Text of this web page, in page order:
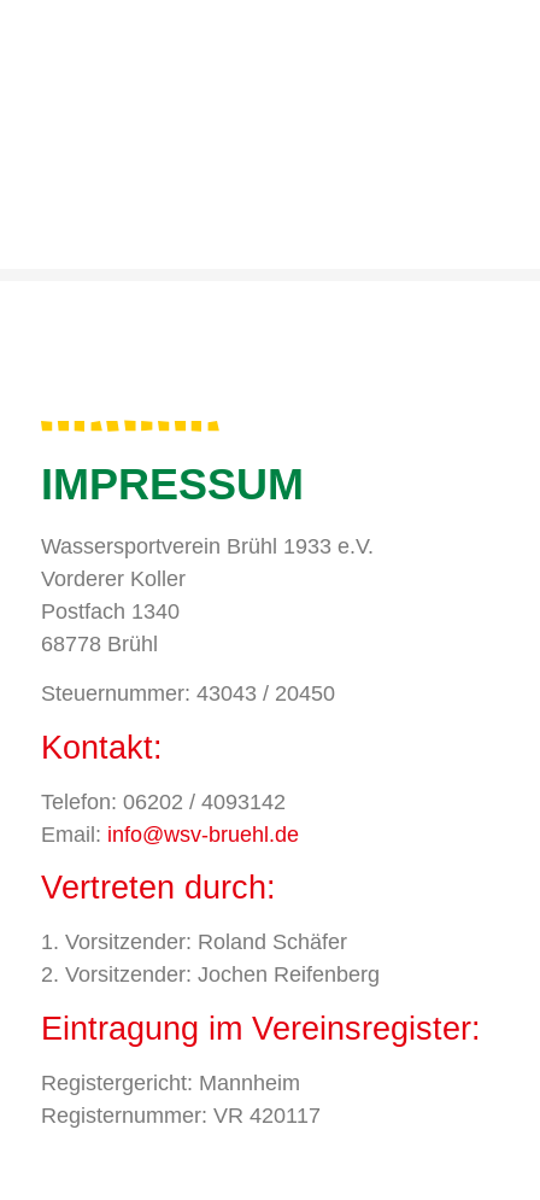
IMPRESSUM
Wassersportverein Brühl 1933 e.V.
Vorderer Koller
Postfach 1340
68778 Brühl
Steuernummer: 43043 / 20450
Kontakt:
Telefon: 06202 / 4093142
Email: info@wsv-bruehl.de
Vertreten durch:
1. Vorsitzender: Roland Schäfer
2. Vorsitzender: Jochen Reifenberg
Eintragung im Vereinsregister:
Registergericht: Mannheim
Registernummer: VR 420117